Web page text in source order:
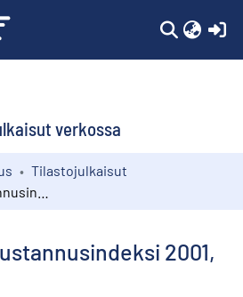
verkossa
Tilastojulkaisut
2001,